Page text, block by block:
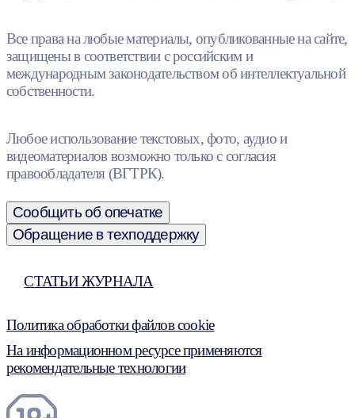
Все права на любые материалы, опубликованные на сайте,
защищены в соответствии с российским и
международным законодательством об интеллектуальной
собственности.
Любое использование текстовых, фото, аудио и
видеоматериалов возможно только с согласия
правообладателя (ВГТРК).
Сообщить об опечатке
Обращение в техподдержку
СТАТЬИ ЖУРНАЛА
Политика обработки файлов cookie
На информационном ресурсе применяются
рекомендательные технологии